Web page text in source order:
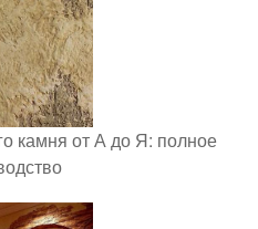
камня от А до Я: полное